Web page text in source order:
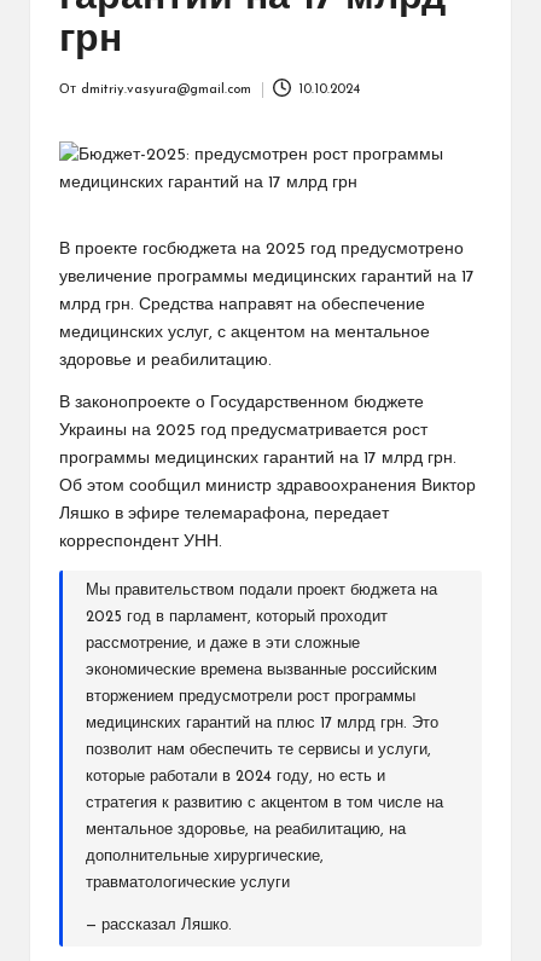
грн
От dmitriy.vasyura@gmail.com 10.10.2024
В проекте госбюджета на 2025 год предусмотрено
увеличение программы медицинских гарантий на 17
млрд грн. Средства направят на обеспечение
медицинских услуг, с акцентом на ментальное
здоровье и реабилитацию.
В законопроекте о Государственном бюджете
Украины на 2025 год предусматривается рост
программы медицинских гарантий на 17 млрд грн.
Об этом сообщил министр здравоохранения Виктор
Ляшко в эфире телемарафона, передает
корреспондент УНН.
Мы правительством подали проект бюджета на
2025 год в парламент, который проходит
рассмотрение, и даже в эти сложные
экономические времена вызванные российским
вторжением предусмотрели рост программы
медицинских гарантий на плюс 17 млрд грн. Это
позволит нам обеспечить те сервисы и услуги,
которые работали в 2024 году, но есть и
стратегия к развитию с акцентом в том числе на
ментальное здоровье, на реабилитацию, на
дополнительные хирургические,
травматологические услуги
— рассказал Ляшко.